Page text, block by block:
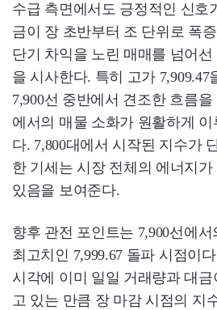
수급 측면에서도 긍정적인 신호
금이 장 초반부터 조 단위로 폭
단기 차익을 노린 매매를 넘어
을 시사한다. 특히 고가 7,909.47
7,900선 중반에서 견조한 흐름
에서의 매물 소화가 원활하게
다. 7,800대에서 시작된 지수가
한 기세는 시장 전체의 에너지가
있음을 보여준다.
향후 관전 포인트는 7,900선에
최고치인 7,999.67 돌파 시점이
시각에 이미 일일 거래량과 대
고 있는 만큼 장 마감 시점의 지